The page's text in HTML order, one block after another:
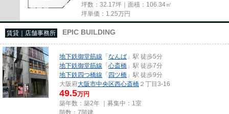
坪数：32.17坪｜面積：106.34㎡
坪単価： 1.25万円
賃貸｜店舗事務所 EPIC BUILDING
地下鉄御堂筋線 「なんば 」駅 徒歩5分
地下鉄御堂筋線 「心斎橋 」駅 徒歩7分
地下鉄四つ橋線 「四ツ橋 」駅 徒歩9分
大阪府大阪市中央区西心斎橋 ２丁目3-16
49.5万円
築年数：築2年 ｜募集中： 1室
階数：7階建